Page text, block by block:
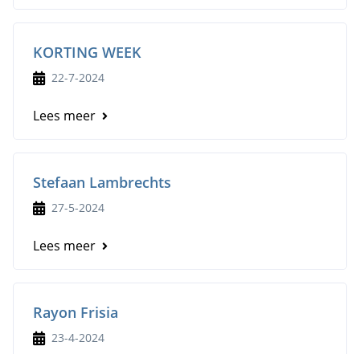
KORTING WEEK
22-7-2024
Lees meer
Stefaan Lambrechts
27-5-2024
Lees meer
Rayon Frisia
23-4-2024